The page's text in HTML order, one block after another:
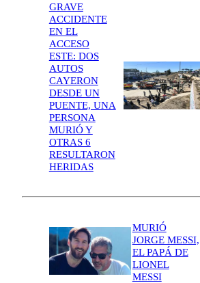
GRAVE
ACCIDENTE
EN EL
ACCESO
ESTE: DOS
AUTOS
CAYERON
DESDE UN
PUENTE, UNA
PERSONA
MURIÓ Y
OTRAS 6
RESULTARON
HERIDAS
MURIÓ
JORGE MESSI,
EL PAPÁ DE
LIONEL
MESSI